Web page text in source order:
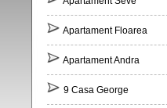
Apartament Floarea
Apartament Andra
9 Casa George